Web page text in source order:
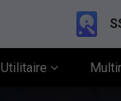
Utilitaire